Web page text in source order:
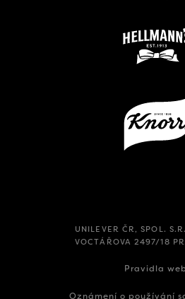
UNILEVER ČR, SPOL.
VOCTÁŘOVA 2497/18
Pravidla
Oznámení o používání